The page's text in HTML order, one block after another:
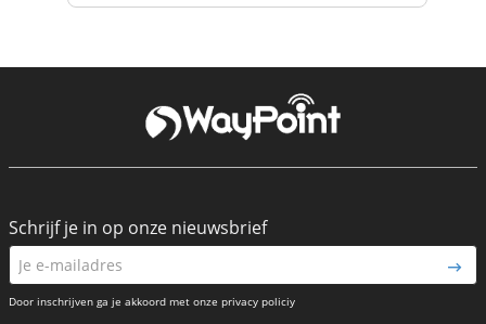
Schrijf je in op onze nieuwsbrief
Door inschrijven ga je akkoord met onze privacy policiy